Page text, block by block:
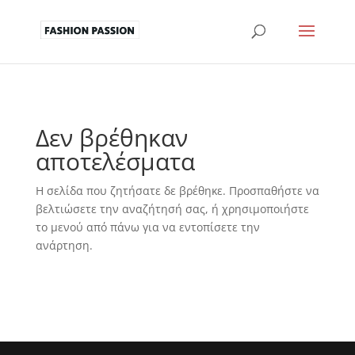
Δεν βρέθηκαν
αποτελέσματα
Η σελίδα που ζητήσατε δε βρέθηκε. Προσπαθήστε να
βελτιώσετε την αναζήτησή σας, ή χρησιμοποιήστε
το μενού από πάνω για να εντοπίσετε την
ανάρτηση.